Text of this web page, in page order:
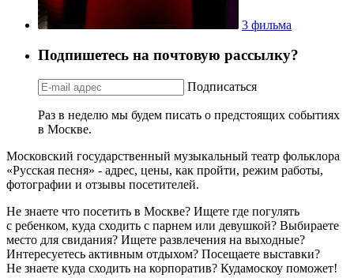
3 фильма
Подпишетесь на почтовую рассылку?
Подписаться
Раз в неделю мы будем писать о предстоящих событиях
в Москве.
Московский государственный музыкальный театр фольклора
«Русская песня» - адрес, цены, как пройти, режим работы,
фотографии и отзывы посетителей.
Не знаете что посетить в Москве? Ищете где погулять
с ребенком, куда сходить с парнем или девушкой? Выбираете
место для свидания? Ищете развлечения на выходные?
Интересуетесь активным отдыхом? Посещаете выставки?
Не знаете куда сходить на корпоратив? Кудамоскоу поможет!